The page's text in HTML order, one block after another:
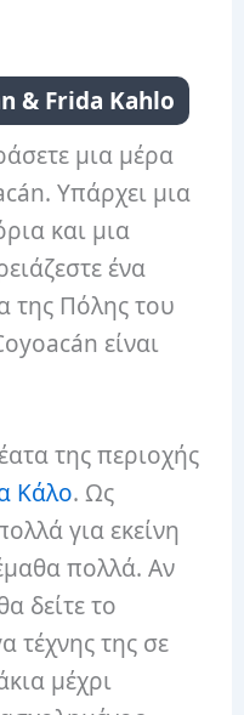
& Frida Kahlo
μια μέρα
Υπάρχει μια
και μια
ένα
της Πόλης του
είναι
της περιοχής
Κάλο. Ως
για εκείνη
πολλά. Αν
δείτε το
τέχνης της σε
μέχρι